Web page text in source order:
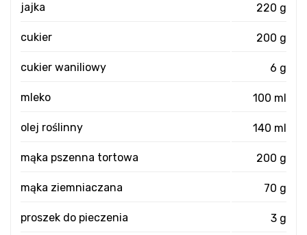
jajka 220 g
cukier 200 g
cukier waniliowy 6 g
mleko 100 ml
olej roślinny 140 ml
mąka pszenna tortowa 200 g
mąka ziemniaczana 70 g
proszek do pieczenia 3 g